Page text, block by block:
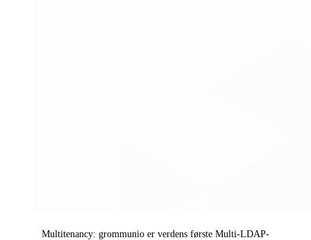
Multitenancy: grommunio er verdens første Multi-LDAP-